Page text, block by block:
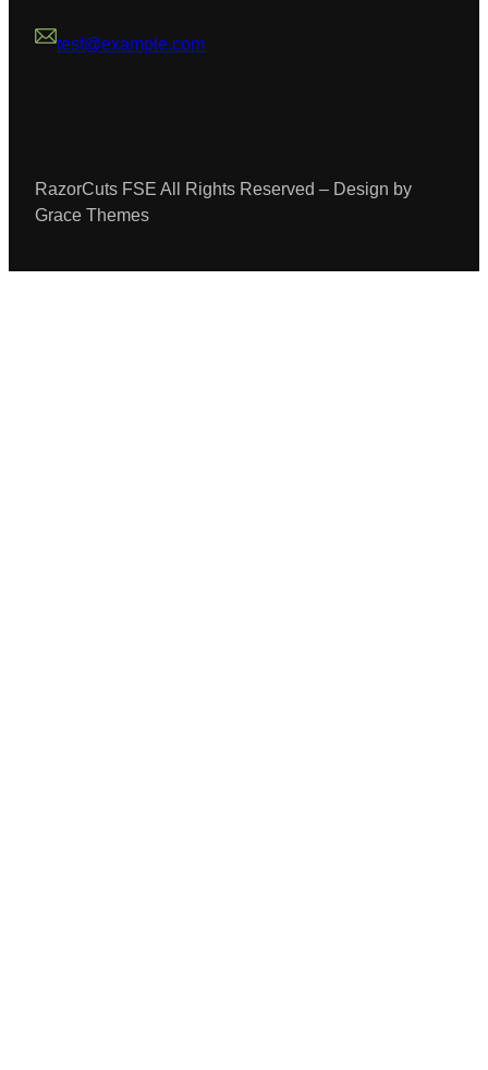
test@example.com
RazorCuts FSE All Rights Reserved – Design by
Grace Themes